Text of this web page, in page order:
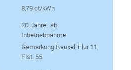
8,79 ct/kWh
20 Jahre, ab
Inbetriebnahme
Gemarkung Rauxel, Flur 11,
Flst. 55